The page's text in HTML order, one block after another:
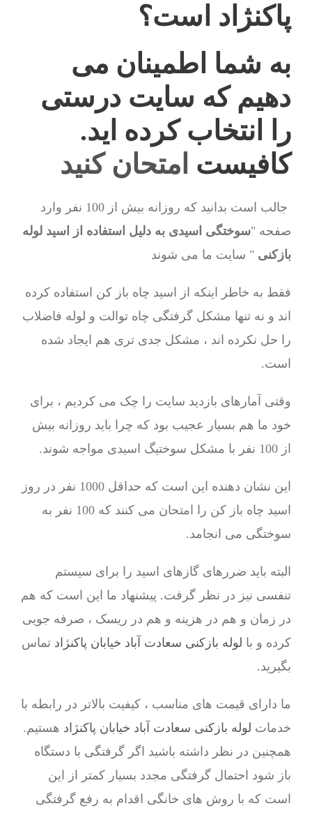
پاکنژاد است؟
به شما اطمینان می
دهیم که سایت درستی
را انتخاب کرده اید.
کافیست امتحان کنید
جالب است بدانید که روزانه بیش از 100 نفر وارد
صفحه "سوختگی اسیدی به دلیل استفاده از اسید لوله
بازکنی " سایت ما می شوند
فقط به خاطر اینکه از اسید چاه باز کن استفاده کرده
اند و نه تنها مشکل گرفتگی چاه توالت و لوله فاضلاب
را حل نکرده اند ، مشکل جدی تری هم ایجاد شده
است.
وقتی آمارهای بازدید سایت را چک می کردیم ، برای
خود ما هم بسیار عجیب بود که چرا باید روزانه بیش
از 100 نفر با مشکل سوختیگ اسیدی مواجه شوند.
این نشان دهنده این است که حداقل 1000 نفر در روز
اسید چاه باز کن را امتحان می کنند که 100 نفر به
سوختگی می انجامد.
البته باید ضررهای گازهای اسید را برای سیستم
تنفسی نیز در نظر گرفت. پیشنهاد ما این است که هم
در زمان و هم در هزینه و هم در ریسک ، صرفه جویی
کرده و با لوله بازکنی سعادت آباد خیابان پاکنژاد تماس
بگیرید.
ما دارای قیمت های مناسب ، کیفیت بالاتر در رابطه با
خدمات لوله بازکنی سعادت آباد خیابان پاکنژاد هستیم.
همچنین در نظر داشته باشید اگر گرفتگی با دستگاه
باز شود احتمال گرفتگی مجدد بسیار کمتر از این
است که با روش های خانگی اقدام به رفع گرفتگی